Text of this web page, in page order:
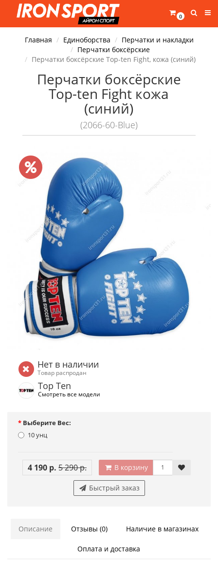
0
Главная Единоборства
Перчатки и накладки
Перчатки боксёрские
Перчатки боксёрские Top-ten Fight, кожа (синий)
Перчатки боксёрские
Top-ten Fight кожа
(синий)
(2066-60-Blue)
Нет в наличии
Товар распродан
Top Ten
Смотреть все модели
Выберите Вес:
10 унц
4 190 р. 5 290 р. В корзину
Быстрый заказ
Описание Отзывы (0) Наличие в магазинах
Оплата и доставка